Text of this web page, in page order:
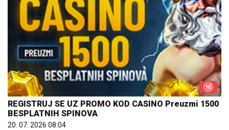
REGISTRUJ SE UZ PROMO KOD CASINO Preuzmi 1500
BESPLATNIH SPINOVA
20. 07. 2026 08:04